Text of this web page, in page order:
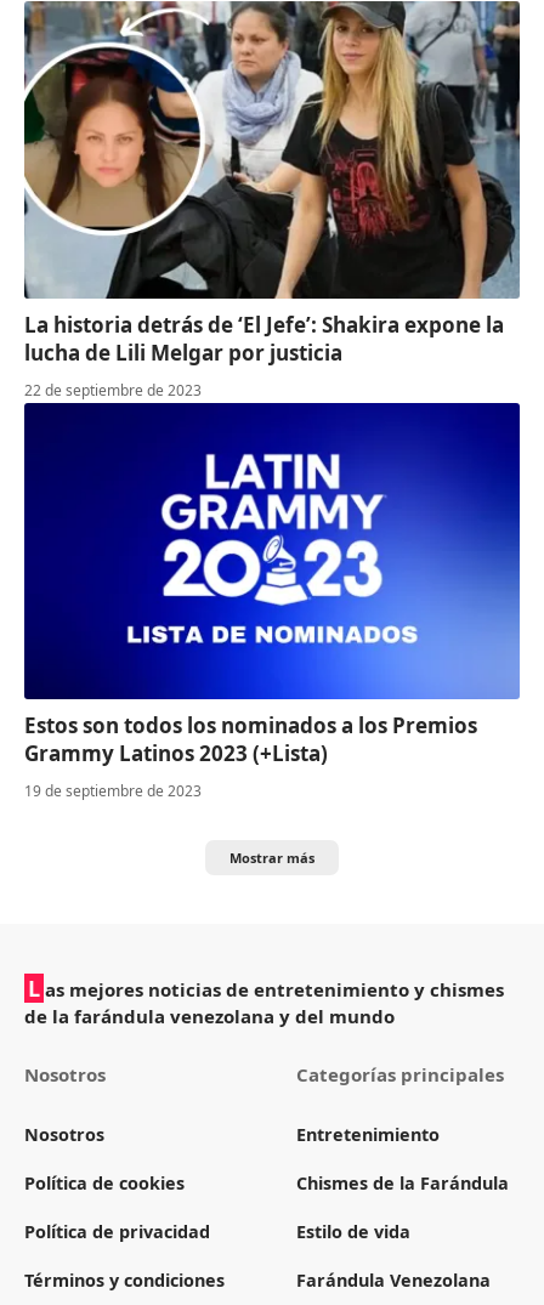
La historia detrás de ‘El Jefe’: Shakira expone la
lucha de Lili Melgar por justicia
22 de septiembre de 2023
Estos son todos los nominados a los Premios
Grammy Latinos 2023 (+Lista)
19 de septiembre de 2023
Mostrar más
L as mejores noticias de entretenimiento y chismes
de la farándula venezolana y del mundo
Nosotros
Nosotros
Política de cookies
Política de privacidad
Términos y condiciones
Categorías principales
Entretenimiento
Chismes de la Farándula
Estilo de vida
Farándula Venezolana